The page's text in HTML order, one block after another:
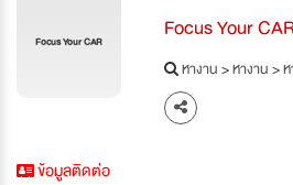
Focus Your CAR Focus Your
หางาน>หางาน>
ข้อมูลติดต่อ